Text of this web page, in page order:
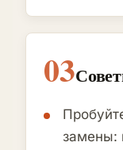
03
замены: